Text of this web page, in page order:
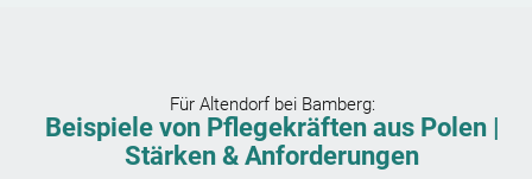
Für Altendorf bei Bamberg:
Beispiele von Pflegekräften aus Polen |
Stärken & Anforderungen